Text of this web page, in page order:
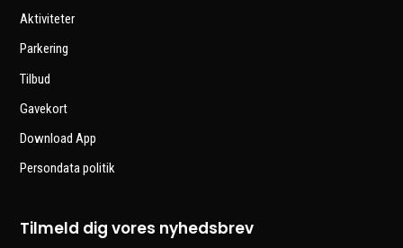
Aktiviteter
Parkering
Tilbud
Gavekort
Download App
Persondata politik
Tilmeld dig vores nyhedsbrev